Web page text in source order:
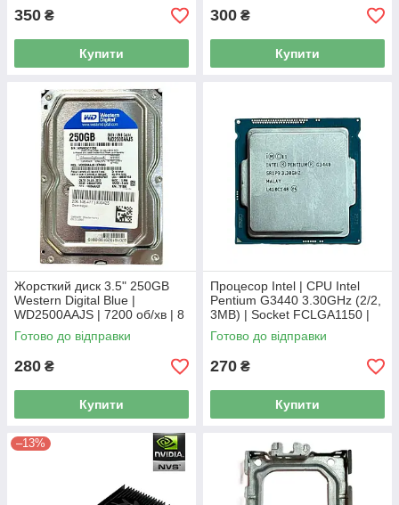
350 ₴
Купити
300 ₴
Купити
Жорсткий диск 3.5" 250GB
Western Digital Blue |
WD2500AAJS | 7200 об/хв | 8
MB | SATA III Б/В
Готово до відправки
280 ₴
Купити
Процесор Intel | CPU Intel
Pentium G3440 3.30GHz (2/2,
3MB) | Socket FCLGA1150 |
SR1P9
Готово до відправки
270 ₴
Купити
–13%